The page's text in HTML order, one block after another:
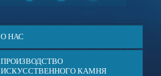
О НАС
ПРОИЗВОДСТВО
ИСКУССТВЕННОГО КАМНЯ